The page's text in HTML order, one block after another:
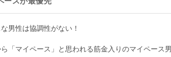
男性は協調性がない！
「マイペース」と思われる筋金入りのマイペース